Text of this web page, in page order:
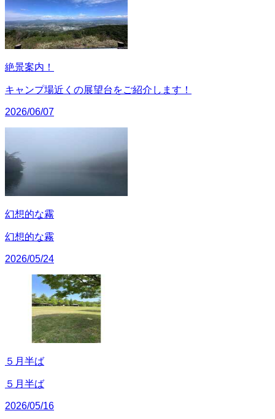
絶景案内！
キャンプ場近くの展望台をご紹介します！
2026/06/07
幻想的な霧
幻想的な霧
2026/05/24
５月半ば
５月半ば
2026/05/16